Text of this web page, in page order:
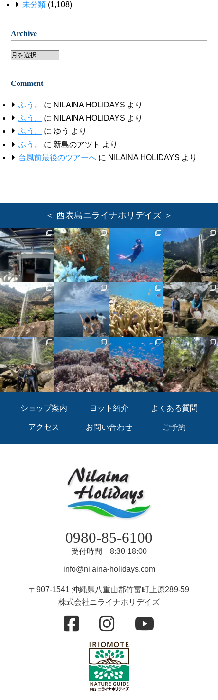
未分類 (1,108)
Archive
Archive
Comment
ふう。 に NILAINA HOLIDAYS より
ふう。
に NILAINA HOLIDAYS より
ふう。
に ゆう より
ふう。
に 新島のアツト より
台風前最後のツアーへ に NILAINA HOLIDAYS より
＜ 西表島ニライナホリデイズ ＞
ショップ案内 ヨット紹介 よくある質問
アクセス お問い合わせ ご予約
0980-85-6100
受付時間 8:30-18:00
info@nilaina-holidays.com
〒907-1541 沖縄県八重山郡竹富町上原289-59
株式会社ニライナホリデイズ